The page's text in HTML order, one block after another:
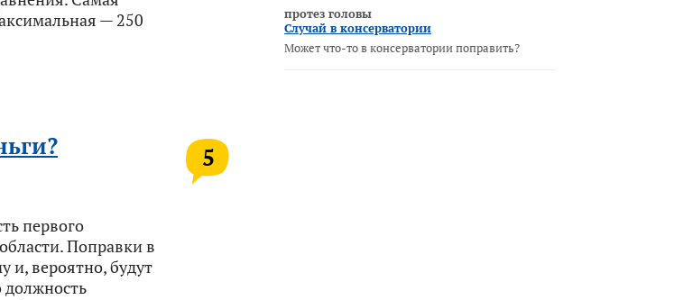
— 250
5
первого
Поправки в
и, вероятно, будут
протез головы
Случай в консерватории
Может что-то в консерватории поправить?